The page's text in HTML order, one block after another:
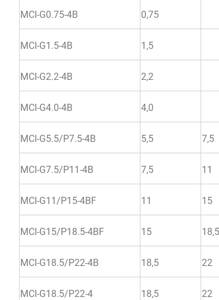
MCI-G0.75-4B 0,75
MCI-G1.5-4B 1,5
MCI-G2.2-4B 2,2
MCI-G4.0-4B 4,0
MCI-G5.5/Р7.5-4B 5,5 7,5
MCI-G7.5/Р11-4B 7,5 11
MCI-G11/Р15-4BF 11 15
MCI-G15/Р18.5-4BF
15 18,5
MCI-G18.5/Р22-4B 18,5 22
MCI-G18.5/Р22-4 18,5 22